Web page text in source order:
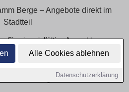
Alle Cookies ablehnen
Datenschutzerklärung
Berge – Angebote direkt im
Stadtteil
Sie eine vielfältige Auswahl an
Apartments bis hin zu
Alle Angebote lassen sich
Wohnung zu finden.